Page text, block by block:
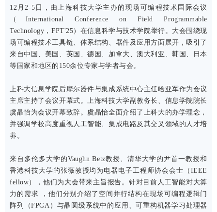
12月2-5日，由上海科技大学主办的现场可编程技术国际会议
（International Conference on Field Programmable
Technology，FPT'25）在信息科学与技术学院举行。大会围绕现
场可编程技术工具链、体系结构、器件及应用方面展开，吸引了
来自中国、美国、英国、德国、加拿大、澳大利亚、韩国、日本
等国家和地区的150余位专家与学者与会。
上科大信息学院后摩尔器件与集成系统中心主任哈亚军作为会议
主席主持了会议开幕式。上海科技大学副教务长、信息学院院长
虞晶怡为会议开幕致辞。虞晶怡全面介绍了上科大的办学理念，
并强调学校高度重视人工智能、集成电路及其交叉领域的人才培
养。
来自多伦多大学的Vaughn Betz教授、清华大学的尹首一教授和
香港科技大学的张薇教授均为电器电子工程师协会会士（IEEE
fellow），他们为大会带来主旨报告。针对目前人工智能对大算
力的需求 ，他们分别介绍了空间并行结构在现场可编程逻辑门
阵列（FPGA）与晶圆级系统中的应用、可重构机器学习处理器